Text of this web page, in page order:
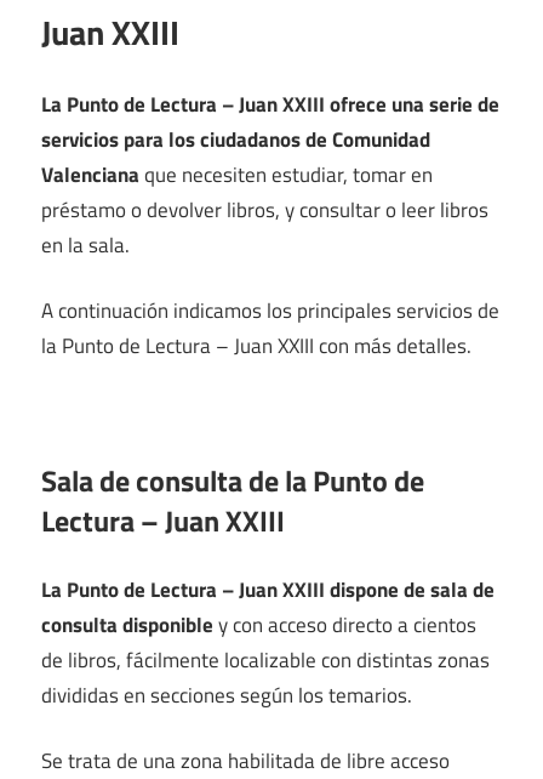
Juan XXIII
La Punto de Lectura – Juan XXIII ofrece una serie de
servicios para los ciudadanos de Comunidad
Valencianaque necesiten estudiar, tomar en
préstamo o devolver libros, y consultar o leer libros
en la sala.
A continuación indicamos los principales servicios de
la Punto de Lectura – Juan XXIII con más detalles.
Sala de consulta de la Punto de
Lectura – Juan XXIII
La Punto de Lectura – Juan XXIII dispone de sala de
consulta disponibley con acceso directo a cientos
de libros, fácilmente localizable con distintas zonas
divididas en secciones según los temarios.
Se trata de una zona habilitada de libre acceso